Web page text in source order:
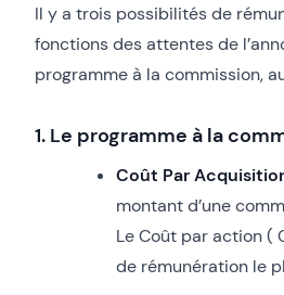
Il y a trois possibilités de
fonctions des attentes de
programme à la commission,
1. Le programme à la
Coût Par
montant d’une
Le Coût par action (
de rémunération le